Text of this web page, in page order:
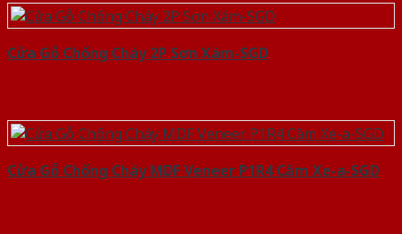
Cửa Gỗ Chống Cháy 2P Sơn Xám-SGD
Cửa Gỗ Chống Cháy MDF Veneer P1R4 Căm Xe-a-SGD